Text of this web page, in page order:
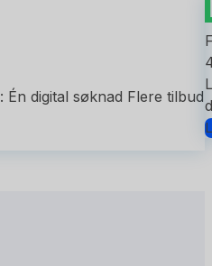
digital søknad Flere tilbud